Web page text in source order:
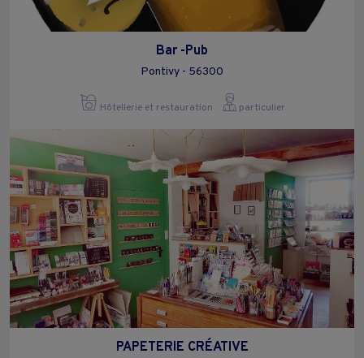
Bar -Pub
Pontivy - 56300
Hôtellerie et restauration particulier
PAPETERIE CRÉATIVE